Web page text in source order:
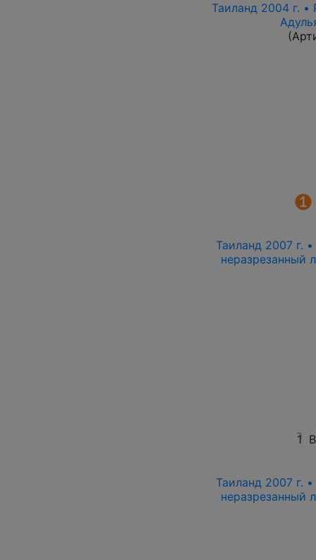
Таиланд 2004 г. •
Таиланд 2007 г.
неразрезанный
1
Таиланд 2007 г.
неразрезанный